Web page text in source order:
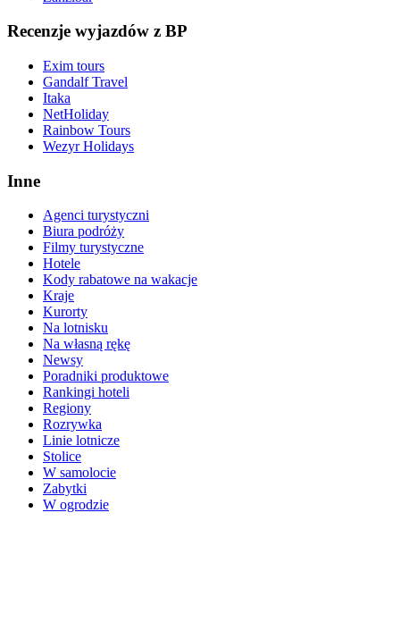
Recenzje wyjazdów z BP
Exim tours
Gandalf Travel
Itaka
NetHoliday
Rainbow Tours
Wezyr Holidays
Inne
Agenci turystyczni
Biura podróży
Filmy turystyczne
Hotele
Kody rabatowe na wakacje
Kraje
Kurorty
Na lotnisku
Na własną rękę
Newsy
Poradniki produktowe
Rankingi hoteli
Regiony
Rozrywka
Linie lotnicze
Stolice
W samolocie
Zabytki
W ogrodzie